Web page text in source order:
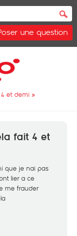
une question
et demi »
fait 4 et
que je nai pas
lier a ce
me frauder